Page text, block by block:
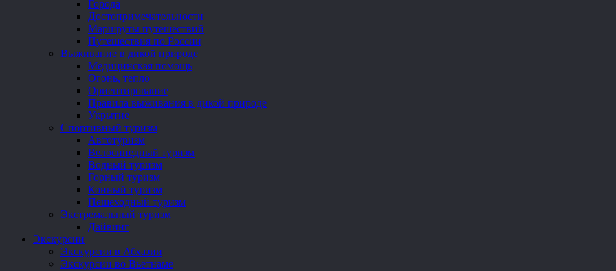
Города
Достопримечательности
Маршруты путешествий
Путешествия по России
Выживание в дикой природе
Медицинская помощь
Огонь, тепло
Ориентирование
Правила выживания в дикой природе
Укрытие
Спортивный туризм
Автотуризм
Велосипедный туризм
Водный туризм
Горный туризм
Конный туризм
Пешеходный туризм
Экстремальный туризм
Дайвинг
Экскурсии
Экскурсии в Абхазии
Экскурсии во Вьетнаме